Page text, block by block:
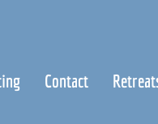
Contact